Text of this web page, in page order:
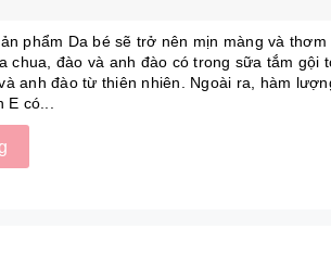
phẩm Da bé sẽ trở nên mịn màng và
chua, đào và anh đào có trong sữa tắm gội
anh đào từ thiên nhiên. Ngoài ra, hàm
E có...